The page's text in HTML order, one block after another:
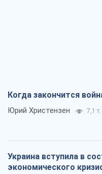
Когда закончится
Юрий Христензен 7,1 т.
Украина вступила в
экономического